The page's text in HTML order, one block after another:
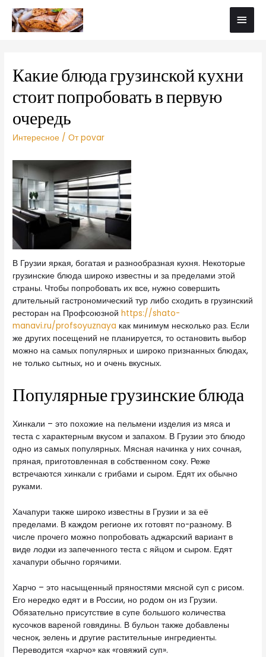
Какие блюда грузинской кухни
стоит попробовать в первую
очередь
Интересное / От povar
В Грузии яркая, богатая и разнообразная кухня. Некоторые
грузинские блюда широко известны и за пределами этой
страны. Чтобы попробовать их все, нужно совершить
длительный гастрономический тур либо сходить в грузинский
ресторан на Профсоюзнойhttps://shato-
manavi.ru/profsoyuznaya как минимум несколько раз. Если
же других посещений не планируется, то остановить выбор
можно на самых популярных и широко признанных блюдах,
не только сытных, но и очень вкусных.
Популярные грузинские блюда
Хинкали – это похожие на пельмени изделия из мяса и
теста с характерным вкусом и запахом. В Грузии это блюдо
одно из самых популярных. Мясная начинка у них сочная,
пряная, приготовленная в собственном соку. Реже
встречаются хинкали с грибами и сыром. Едят их обычно
руками.
Хачапури также широко известны в Грузии и за её
пределами. В каждом регионе их готовят по-разному. В
числе прочего можно попробовать аджарский вариант в
виде лодки из запеченного теста с яйцом и сыром. Едят
хачапури обычно горячими.
Харчо – это насыщенный пряностями мясной суп с рисом.
Его нередко едят и в России, но родом он из Грузии.
Обязательно присутствие в супе большого количества
кусочков вареной говядины. В бульон также добавлены
чеснок, зелень и другие растительные ингредиенты.
Переводится «харчо» как «говяжий суп».